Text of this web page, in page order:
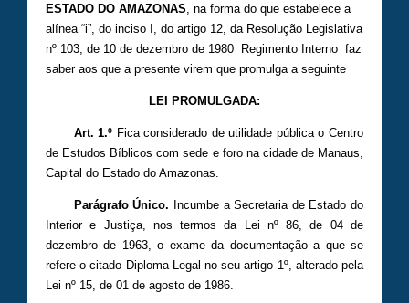
ESTADO DO AMAZONAS , na forma do que estabelece a
alínea “i”, do inciso I, do artigo 12, da Resolução Legislativa
nº 103, de 10 de de­zembro de 1980 ­ Regimento Interno ­ faz
saber aos que a presente virem que promulga a seguinte
LEI PROMULGADA:
Art. 1.º Fica considerado de utilidade pública o Centro
de Estudos Bíblicos com sede e foro na cidade de Manaus,
Capital do Estado do Amazonas.
Parágrafo Único. Incumbe a Secretaria de Estado do
Interior e Justiça, nos termos da Lei nº 86, de 04 de
dezembro de 1963, o exame da documentação a que se
refere o citado Diploma Legal no seu artigo 1º, alterado pela
Lei nº 15, de 01 de agosto de 1986.